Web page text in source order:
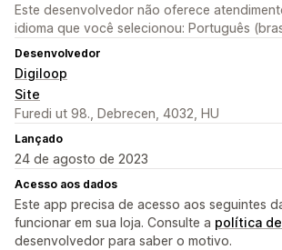
Este desenvolvedor não oferece
idioma que você selecionou: Português
Desenvolvedor
Digiloop
Site
Furedi ut 98., Debrecen, 4032, HU
Lançado
24 de agosto de 2023
Acesso aos dados
Este app precisa de acesso aos seguintes
funcionar em sua loja. Consulte a política
desenvolvedor para saber o motivo.